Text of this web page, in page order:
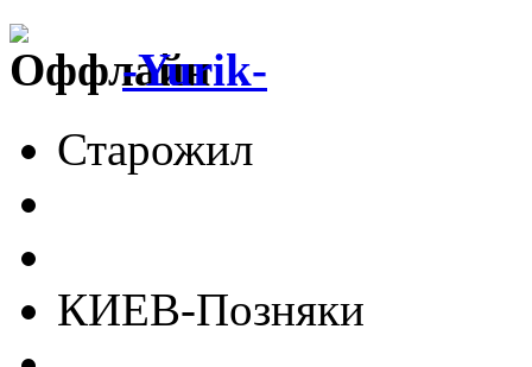
-Yurik-
Старожил
КИЕВ-Позняки